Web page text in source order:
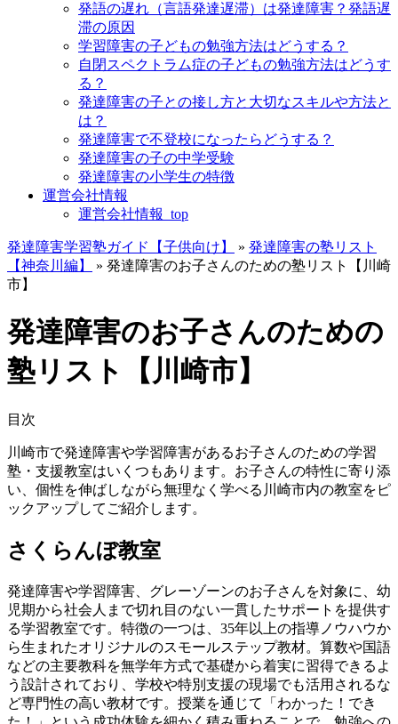
発語の遅れ（言語発達遅滞）は発達障害？発語遅
滞の原因
学習障害の子どもの勉強方法はどうする？
自閉スペクトラム症の子どもの勉強方法はどうす
る？
発達障害の子との接し方と大切なスキルや方法と
は？
発達障害で不登校になったらどうする？
発達障害の子の中学受験
発達障害の小学生の特徴
運営会社情報
運営会社情報_top
発達障害学習塾ガイド【子供向け】 » 発達障害の塾リスト
【神奈川編】
» 発達障害のお子さんのための塾リスト【川崎
市】
発達障害のお子さんのための
塾リスト【川崎市】
目次
川崎市で発達障害や学習障害があるお子さんのための学習
塾・支援教室はいくつもあります。お子さんの特性に寄り添
い、個性を伸ばしながら無理なく学べる川崎市内の教室をピ
ックアップしてご紹介します。
さくらんぼ教室
発達障害や学習障害、グレーゾーンのお子さんを対象に、幼
児期から社会人まで切れ目のない一貫したサポートを提供す
る学習教室です。特徴の一つは、35年以上の指導ノウハウか
ら生まれたオリジナルのスモールステップ教材。算数や国語
などの主要教科を無学年方式で基礎から着実に習得できるよ
う設計されており、学校や特別支援の現場でも活用されるな
ど専門性の高い教材です。授業を通じて「わかった！でき